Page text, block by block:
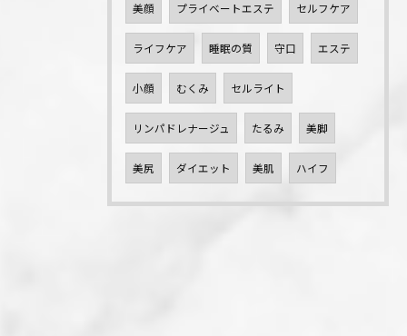
美顔 プライベートエステ セルフケア
ライフケア 睡眠の質 守口 エステ
小顔 むくみ セルライト
リンパドレナージュ たるみ 美脚
美尻 ダイエット 美肌 ハイフ